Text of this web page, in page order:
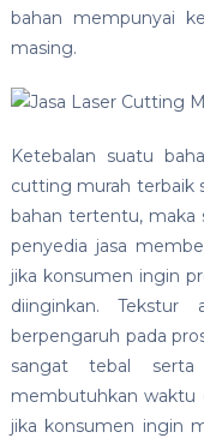
bahan mempunyai
masing.
Ketebalan suatu
cutting murah terbaik
bahan tertentu, maka
penyedia jasa
jika konsumen ingin
diinginkan.
berpengaruh pada
sangat tebal
membutuhkan waktu
jika konsumen ingin